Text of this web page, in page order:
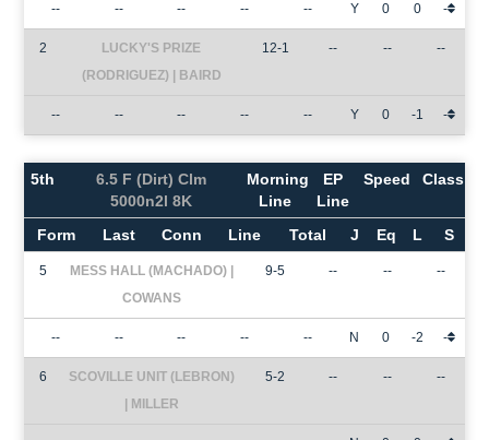
-- -- -- -- -- Y 0 0 -
2
LUCKY'S PRIZE
(RODRIGUEZ) | BAIRD
12-1 -- -- --
-- -- -- -- -- Y 0 -1 -
5th
6.5 F (Dirt) Clm
5000n2l 8K
Morning
Line
EP
Line
Speed Class
Form Last Conn Line Total J Eq L S
5
MESS HALL (MACHADO) |
COWANS
9-5 -- -- --
-- -- -- -- -- N 0 -2 -
6
SCOVILLE UNIT (LEBRON)
| MILLER
5-2 -- -- --